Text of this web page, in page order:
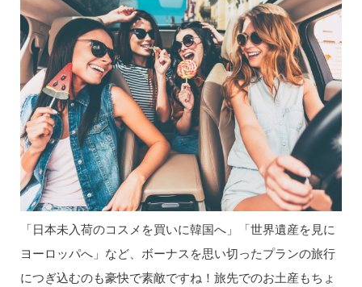
「日本未入荷のコスメを買いに韓国へ」「世界遺産を見に
ヨーロッパへ」など、ボーナスを思い切ったプランの旅行
につぎ込むのも豪快で素敵ですね！旅先でのお土産もちょ